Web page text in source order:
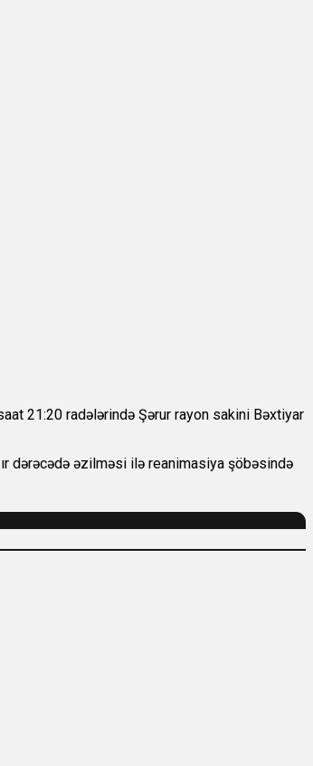
21:20 radələrində Şərur rayon sakini Bəxtiyar
dərəcədə əzilməsi ilə reanimasiya şöbəsində